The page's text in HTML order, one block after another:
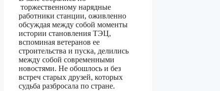
торжественному нарядные
работники станции, оживленно
обсуждая между собой моменты
истории становления ТЭЦ,
вспоминая ветеранов ее
строительства и пуска, делились
между собой современными
новостями. Не обошлось и без
встреч старых друзей, которых
судьба разбросала по стране.